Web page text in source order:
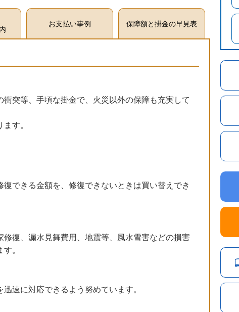
お支払い事例 保障額と掛金の早見表
突等、手頃な掛金で、火災以外の保障も充実して
す。
できる金額を、修復できないときは買い替えでき
復、漏水見舞費用、地震等、風水雪害などの損害
。
速に対応できるよう努めています。